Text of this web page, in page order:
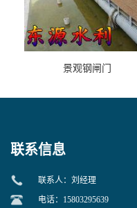
景观钢闸门
联系信息
联系人：刘经理
电话：15803295639